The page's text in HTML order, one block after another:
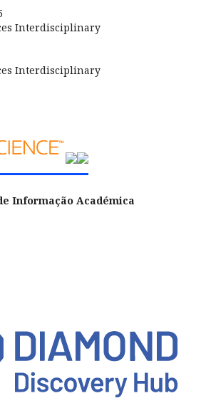
Interdisciplinary
Interdisciplinary
Informação Académica